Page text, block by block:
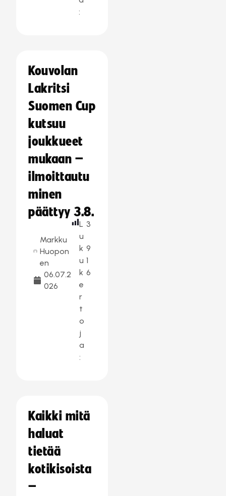
:
Kouvolan
Lakritsi
Suomen Cup
kutsuu
joukkueet
mukaan –
ilmoittautu
minen
päättyy 3.8.
Markku
Huopon
en
06.07.2
026
L
u
k
u
k
e
r
t
o
j
a
:
3
9
1
6
Kaikki mitä
haluat
tietää
kotikisoista
–